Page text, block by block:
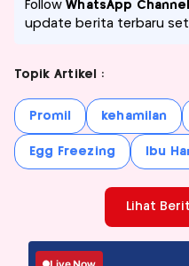
FollowWhatsApp
update berita terbaru
Topik Artikel :
Promil kehamilan
Egg Freezing Ibu
Lihat